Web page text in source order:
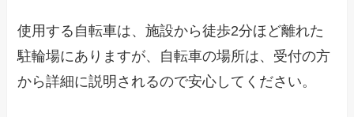
使用する自転車は、施設から徒歩2分ほど離れた
駐輪場にありますが、自転車の場所は、受付の方
から詳細に説明されるので安心してください。